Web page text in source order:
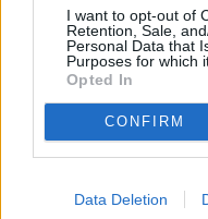
I want to opt-out of
Retention, Sale,
Personal Data that
Purposes for which
Opted In
CONFIRM
Data Deletion
O webu parabola.cz •O
Dovolená u moře•Bazény